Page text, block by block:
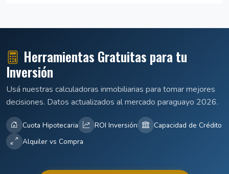
Herramientas Gratuitas para tu
Inversión
Usá nuestras calculadoras inmobiliarias para tomar mejores
decisiones. Datos actualizados al mercado paraguayo 2026.
Cuota Hipotecaria ROI Inversión
Capacidad de Crédito
Alquiler vs Compra